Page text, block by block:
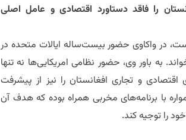
را فاقد دستاورد اقتصادی و عامل اصلی
در واکاوی حضور بیست‌ساله ایالات متحده در
به باور وی، حضور نظامی امریکایی‌ها نه تنها
اقتصادی و تجاری افغانستان را نیز از پیشرفت
با برنامه‌های مخربی همراه بوده که هدف آن
را توجیه کند.